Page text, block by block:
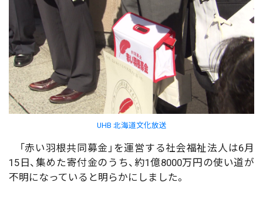
UHB 北海道文化放送
「赤い羽根共同募金」を運営する社会福祉法人は6月
15日、集めた寄付金のうち、約1億8000万円の使い道が
不明になっていると明らかにしました。